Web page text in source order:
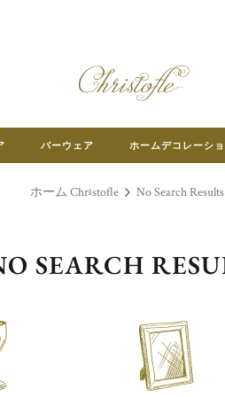
バーウェア ホームデコレーシ
ホーム Christofle No Search Results
SEARCH